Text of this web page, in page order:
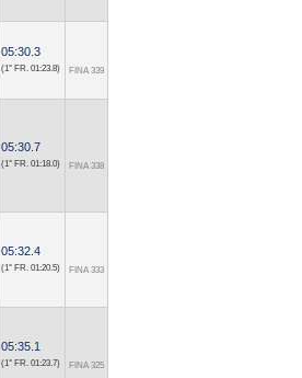
05:30.3
(1° FR. 01:23.8) FINA 339
05:30.7
(1° FR. 01:18.0) FINA 338
05:32.4
(1° FR. 01:20.5) FINA 333
05:35.1
(1° FR. 01:23.7) FINA 325